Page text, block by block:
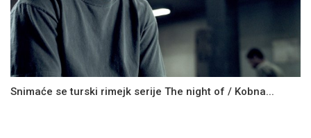
Snimaće se turski rimejk serije The night of / Kobna...